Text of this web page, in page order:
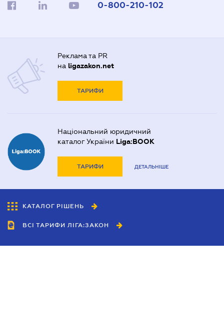
0-800-210-102
Реклама та PR
на ligazakon.net
ТАРИФИ
Національний юридичний
каталог України Liga:BOOK
ТАРИФИ ДЕТАЛЬНІШЕ
КАТАЛОГ РІШЕНЬ
ВСІ ТАРИФИ ЛІГА:ЗАКОН